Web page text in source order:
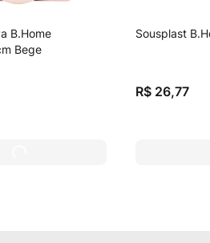
B.Home
Bege
Sousplast
R$ 26,77